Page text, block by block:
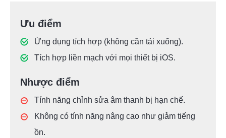
Ưu điểm
Ứng dụng tích hợp (không cần tải xuống).
Tích hợp liền mạch với mọi thiết bị iOS.
Nhược điểm
Tính năng chỉnh sửa âm thanh bị hạn chế.
Không có tính năng nâng cao như giảm tiếng
ồn.